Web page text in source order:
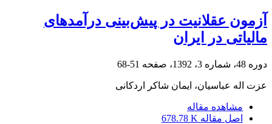
آزمون عقلانیت در پیش‌بینی درآمدهای
مالیاتی در ایران
دوره 48، شماره 3، 1392، صفحه 51-68
عزت اله عباسیان، ایمان شاکر اردکانی
مشاهده مقاله
اصل مقاله 678.78 K